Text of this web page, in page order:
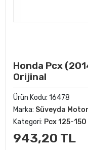
Honda Pcx
Orijinal
Ürün Kodu: 16478
Marka: Süveyda Motor
Kategori: Pcx 125-
943,20 TL